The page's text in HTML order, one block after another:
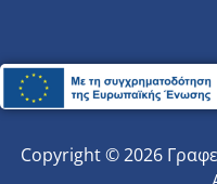
Copyright © 2026